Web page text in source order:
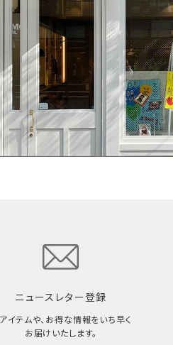
ニュースレター登録
イテムや、お得な情報をいち早く
お届けいたします。